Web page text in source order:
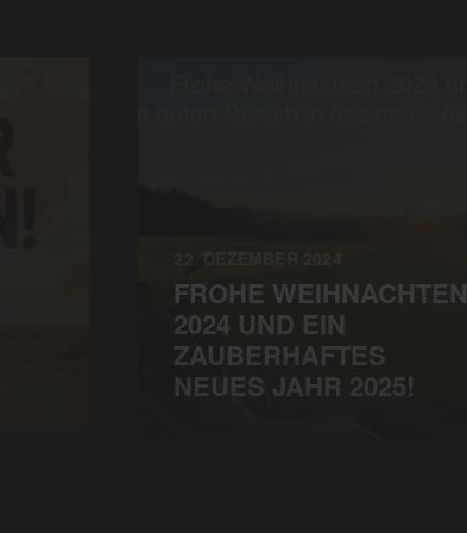
FROHE WEIHNACHTEN
2024 UND EIN
ZAUBERHAFTES
NEUES JAHR 2025!